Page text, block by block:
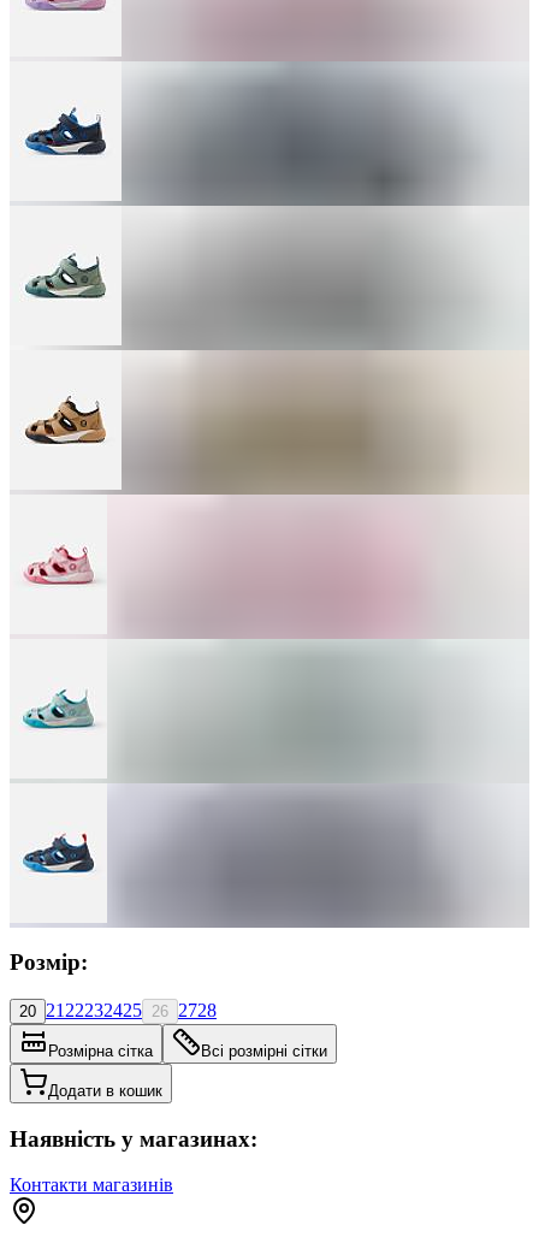
Розмір:
20 21 22232425 26 2728
Розмірна сітка Всі розмірні сітки
Додати в кошик
Наявність у магазинах:
Контакти магазинів